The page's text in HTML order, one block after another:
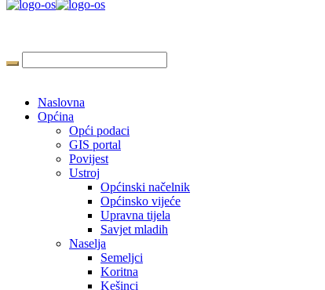
Naslovna
Općina
Opći podaci
GIS portal
Povijest
Ustroj
Općinski načelnik
Općinsko vijeće
Upravna tijela
Savjet mladih
Naselja
Semeljci
Koritna
Kešinci